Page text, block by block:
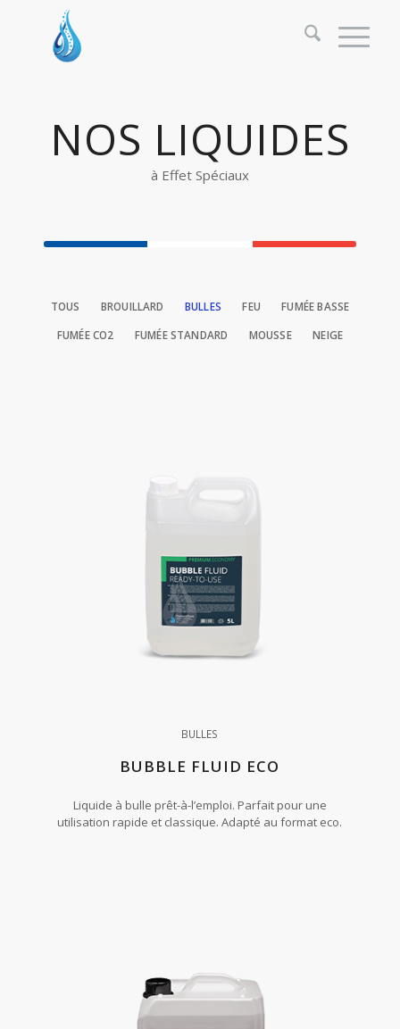
NOS LIQUIDES
à Effet Spéciaux
TOUS BROUILLARD BULLES FEU FUMÉE BASSE
FUMÉE CO2 FUMÉE STANDARD MOUSSE NEIGE
BULLES
BUBBLE FLUID ECO
Liquide à bulle prêt-à-l’emploi. Parfait pour une
utilisation rapide et classique. Adapté au format eco.